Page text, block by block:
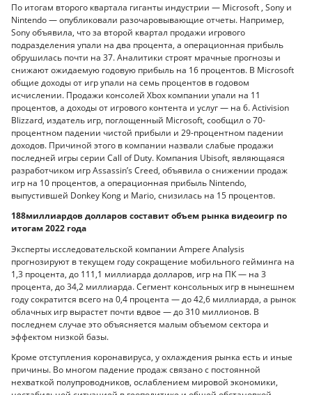
По итогам второго квартала гиганты индустрии — Microsoft , Sony и
Nintendo — опубликовали разочаровывающие отчеты. Например,
Sony объявила, что за второй квартал продажи игрового
подразделения упали на два процента, а операционная прибыль
обрушилась почти на 37. Аналитики строят мрачные прогнозы и
снижают ожидаемую годовую прибыль на 16 процентов. В Microsoft
общие доходы от игр упали на семь процентов в годовом
исчислении. Продажи консолей Xbox компании упали на 11
процентов, а доходы от игрового контента и услуг — на 6. Activision
Blizzard, издатель игр, поглощенный Microsoft, сообщил о 70-
процентном падении чистой прибыли и 29-процентном падении
доходов. Причиной этого в компании назвали слабые продажи
последней игры серии Call of Duty. Компания Ubisoft, являющаяся
разработчиком игр Assassin’s Creed, объявила о снижении продаж
игр на 10 процентов, а операционная прибыль Nintendo,
выпустившей Donkey Kong и Mario, снизилась на 15 процентов.
188миллиардов долларов составит объем рынка видеоигр по
итогам 2022 года
Эксперты исследовательской компании Ampere Analysis
прогнозируют в текущем году сокращение мобильного гейминга на
1,3 процента, до 111,1 миллиарда долларов, игр на ПК — на 3
процента, до 34,2 миллиарда. Сегмент консольных игр в нынешнем
году сократится всего на 0,4 процента — до 42,6 миллиарда, а рынок
облачных игр вырастет почти вдвое — до 310 миллионов. В
последнем случае это объясняется малым объемом сектора и
эффектом низкой базы.
Кроме отступления коронавируса, у охлаждения рынка есть и иные
причины. Во многом падение продаж связано с постоянной
нехваткой полупроводников, ослаблением мировой экономики,